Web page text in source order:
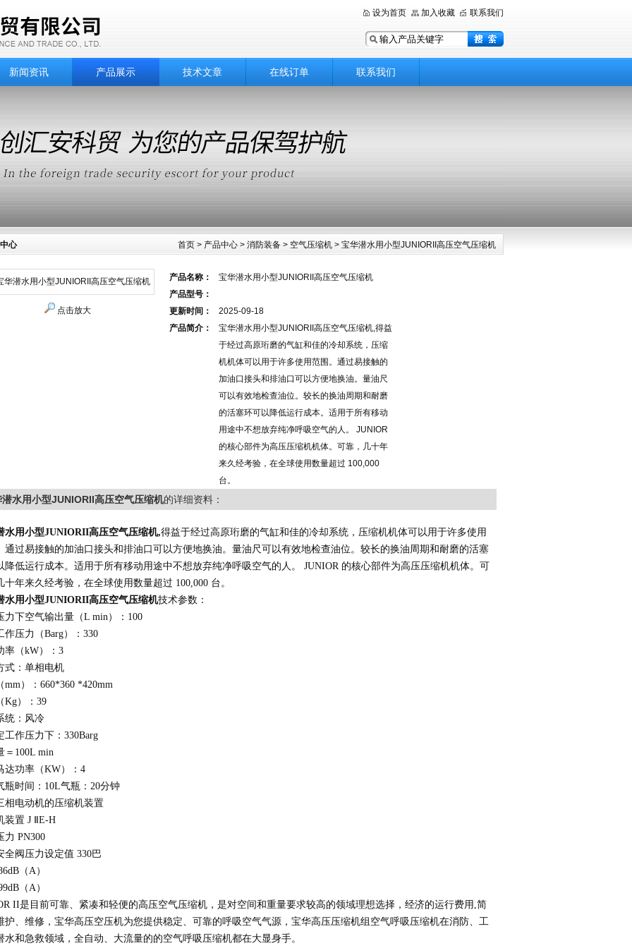
设为首页 加入收藏 联系我们
新闻资讯 产品展示 技术文章 在线订单 联系我们
首页 > 产品中心 > 消防装备 > 空气压缩机 > 宝华潜水用小型JUNIORII高压空气压缩机
心
点击放大
产品名称：
宝华潜水用小型JUNIORII高压空气压缩机
产品型号：
更新时间：
2025-09-18
产品简介：
宝华潜水用小型JUNIORII高压空气压缩机,得益
于经过高原珩磨的气缸和佳的冷却系统，压缩
机机体可以用于许多使用范围。通过易接触的
加油口接头和排油口可以方便地换油。量油尺
可以有效地检查油位。较长的换油周期和耐磨
的活塞环可以降低运行成本。适用于所有移动
用途中不想放弃纯净呼吸空气的人。 JUNIOR
的核心部件为高压压缩机机体。可靠，几十年
来久经考验，在全球使用数量超过 100,000
台。
潜水用小型JUNIORII高压空气压缩机的详细资料：
水用小型JUNIORII高压空气压缩机,得益于经过高原珩磨的气缸和佳的冷却系统，压缩机机体可以用于许多使用
通过易接触的加油口接头和排油口可以方便地换油。量油尺可以有效地检查油位。较长的换油周期和耐磨的活塞
降低运行成本。适用于所有移动用途中不想放弃纯净呼吸空气的人。
JUNIOR 的核心部件为高压压缩机机体。可
十年来久经考验，在全球使用数量超过 100,000 台。
水用小型JUNIORII高压空气压缩机技术参数：
力下空气输出量（L min）： 100
作压力（Barg）： 330
率（kW）： 3
式：单相电机
mm）： 660*360 *420mm
Kg）： 39
统：风冷
工作压力下： 330Barg
＝ 100L min
达功率（KW）： 4
瓶时间： 10L气瓶： 20分钟
相电动机的压缩机装置
装置 J
E-H
力 PN300
全阀压力设定值 330巴
（A）
（A）
II是目前可靠、紧凑和轻便的高压空气压缩机，是对空间和重量要求较高的领域理想选择，经济的运行费用 ,简
护、维修，宝华高压空压机为您提供稳定、可靠的呼吸空气气源，宝华高压压缩机组空气呼吸压缩机在消防、工
水和急救领域，全自动、大流量的的空气呼吸压缩机都在大显身手。